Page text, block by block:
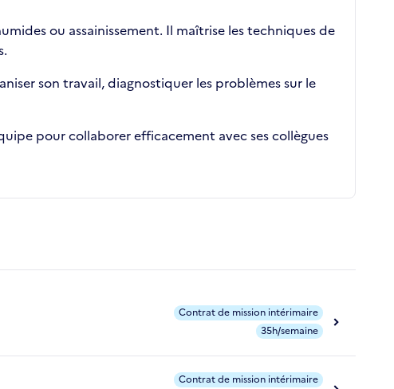
ou assainissement. Il maîtrise les techniques de
son travail, diagnostiquer les problèmes sur le
pour collaborer efficacement avec ses collègues
Contrat de mission intérimaire
35h/semaine
Contrat de mission intérimaire